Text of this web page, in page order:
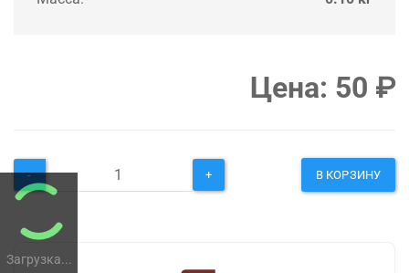
Загрузка...
Цена: 50 ₽
- + В КОРЗИНУ